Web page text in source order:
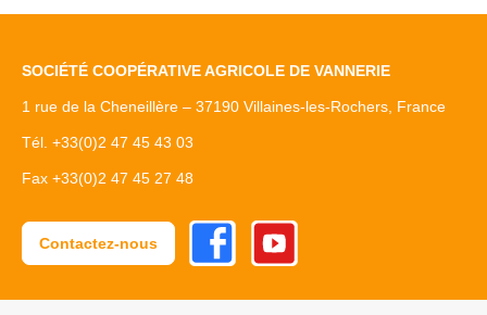
SOCIÉTÉ COOPÉRATIVE AGRICOLE DE VANNERIE
1 rue de la Cheneillère – 37190 Villaines-les-Rochers, France
Tél. +33(0)2 47 45 43 03
Fax +33(0)2 47 45 27 48
Contactez-nous
FacebookYoutube